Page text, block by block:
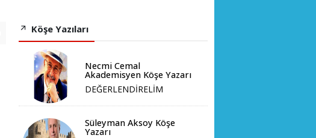
Köşe Yazıları
Necmi Cemal
Akademisyen Köşe Yazarı
DEĞERLENDİRELİM
Süleyman Aksoy Köşe
Yazarı